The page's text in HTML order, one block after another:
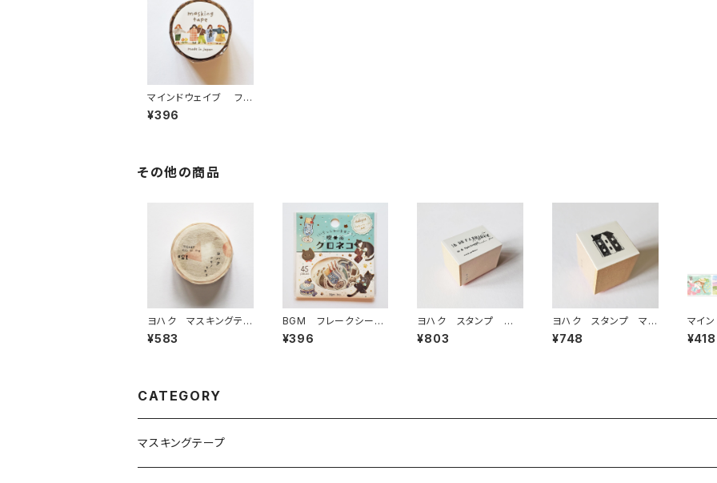
マインドウェイブ フチ
なしマスキングテープ 9
5446 女の子
¥396
その他の商品
ヨハク マスキングテ
ープ ツキノヒカリ Y-
028
¥583
BGM フレークシー
ル いらっしゃいませニ
ャ！・喫茶クロネコ
¥396
ヨハク スタンプ エッ
センス 木製はんこ S
-058
¥803
ヨハク スタンプ マチ
カド 木製はんこ S-
037
¥748
マイ
明ク
リル
¥418
CATEGORY
マスキングテープ